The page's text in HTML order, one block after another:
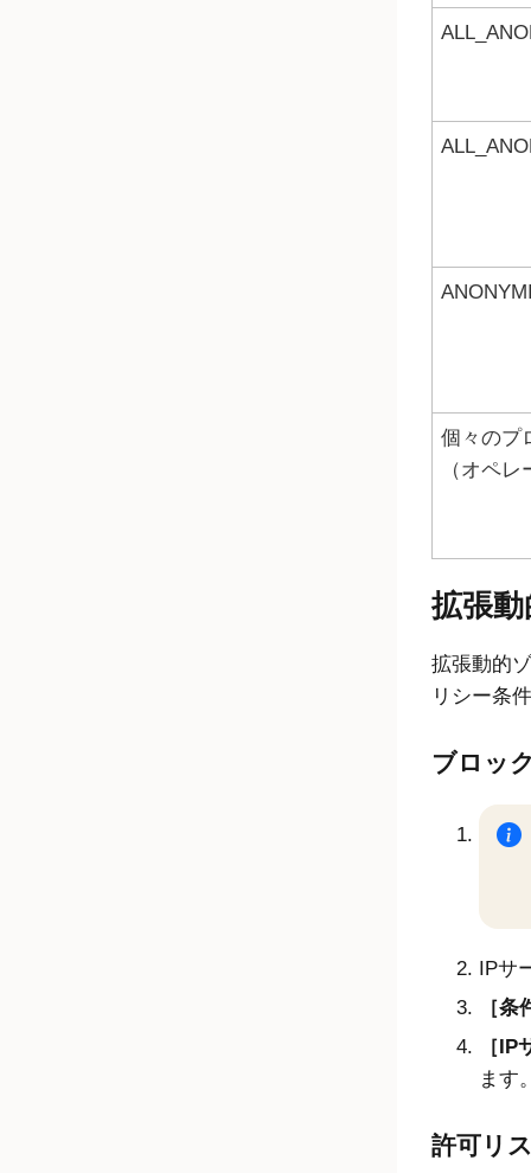
個々のプ
（オペ
拡張
拡張動的
リシー条
ブロッ
IPサ
条
IP
ます
許可リ